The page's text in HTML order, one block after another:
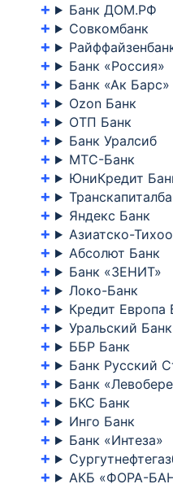
Банк ДОМ.РФ
Совкомбанк
Банк «Россия»
Банк «Ак Барс»
Ozon Банк
ОТП Банк
Банк Уралсиб
МТС-Банк
ЮниКредит
Яндекс Банк
Азиатско-
Абсолют Банк
Банк «ЗЕНИТ»
Локо-Банк
Кредит Европа
Уральский
ББР Банк
Банк Русский
Банк
БКС Банк
Инго Банк
Банк «Интеза»
АКБ «ФОРА-